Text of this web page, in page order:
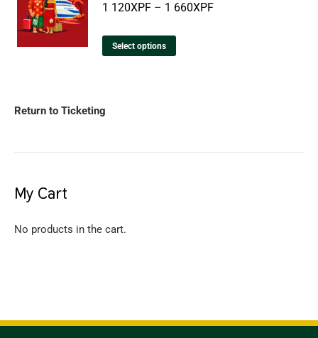
1 120XPF – 1 660XPF
Select options
Return to Ticketing
My Cart
No products in the cart.